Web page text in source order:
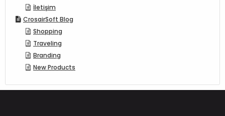
İletişim
CrosairSoft Blog
Shopping
Traveling
Branding
New Products